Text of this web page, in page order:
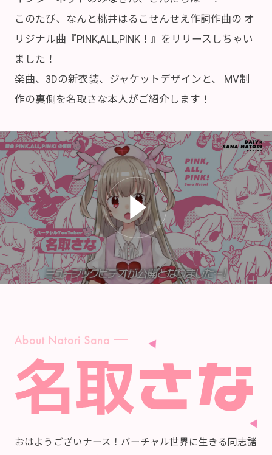
このたび、なんと桃井はるこせんせえ作詞作曲の オ
リジナル曲『PINK,ALL,PINK！』をリリースしちゃい
ました！
楽曲、3Dの新衣装、ジャケットデザインと、
MV制
作の裏側を名取さな本人がご紹介します！
おはようございナース！バーチャル世界に生きる同志諸